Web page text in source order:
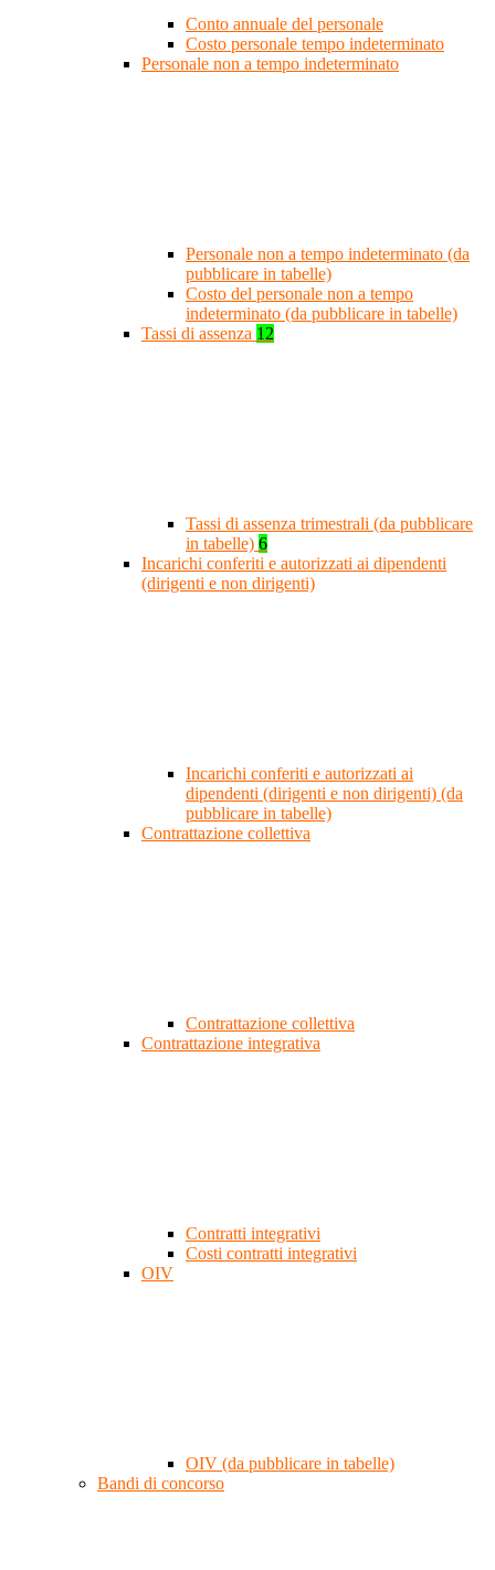
Conto annuale del personale
Costo personale tempo indeterminato
Personale non a tempo indeterminato
Personale non a tempo indeterminato (da
pubblicare in tabelle)
Costo del personale non a tempo
indeterminato (da pubblicare in tabelle)
Tassi di assenza 12
Tassi di assenza trimestrali (da pubblicare
in tabelle) 6
Incarichi conferiti e autorizzati ai dipendenti
(dirigenti e non dirigenti)
Incarichi conferiti e autorizzati ai
dipendenti (dirigenti e non dirigenti) (da
pubblicare in tabelle)
Contrattazione collettiva
Contrattazione collettiva
Contrattazione integrativa
Contratti integrativi
Costi contratti integrativi
OIV
OIV (da pubblicare in tabelle)
Bandi di concorso